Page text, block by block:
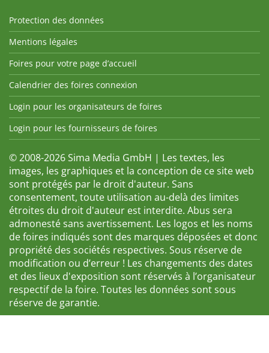
Protection des données
Mentions légales
Foires pour votre page d’accueil
Calendrier des foires connexion
Login pour les organisateurs de foires
Login pour les fournisseurs de foires
© 2008-2026 Sima Media GmbH | Les textes, les
images, les graphiques et la conception de ce site web
sont protégés par le droit d'auteur. Sans
consentement, toute utilisation au-delà des limites
étroites du droit d'auteur est interdite. Abus sera
admonesté sans avertissement. Les logos et les noms
de foires indiqués sont des marques déposées et donc
propriété des sociétés respectives. Sous réserve de
modification ou d’erreur ! Les changements des dates
et des lieux d'exposition sont réservés à l’organisateur
respectif de la foire. Toutes les données sont sous
réserve de garantie.